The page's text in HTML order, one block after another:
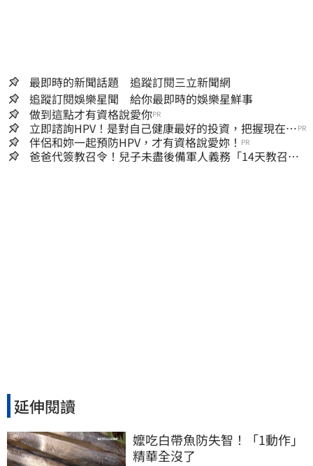
最即時的新聞話題 追蹤訂閱三立新聞網
追蹤訂閱娛樂星聞 給你最即時的娛樂星鮮事
做到這點才有資格說愛你PR
立即諮詢HPV！是對自己健康最好的投資，把握現在不
嫌晚！
PR
伴侶和妳一起預防HPV，才有資格說愛妳！ PR
爸爸代簽教召令！兒子未盡後備軍人義務「14天教召不
延伸閱讀
嬤吃白帶魚防失智！「1動作」
精華全沒了